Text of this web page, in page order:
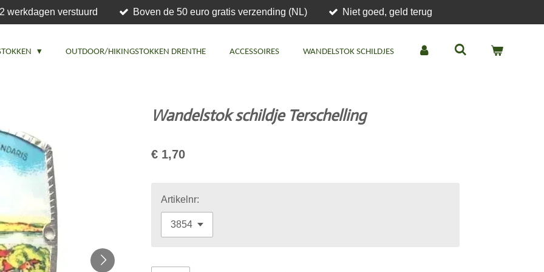
werkdagen verstuurd Boven de 50 euro gratis verzending (NL) Niet goed, geld terug
OUTDOOR/HIKINGSTOKKEN DRENTHE ACCESSOIRES WANDELSTOK SCHILDJES
Wandelstok schildje Terschelling
€ 1,70
Artikelnr: